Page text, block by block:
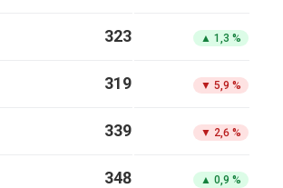
323 ▲ 1,3 %
319 ▼ 5,9 %
339 ▼ 2,6 %
348 ▲ 0,9 %